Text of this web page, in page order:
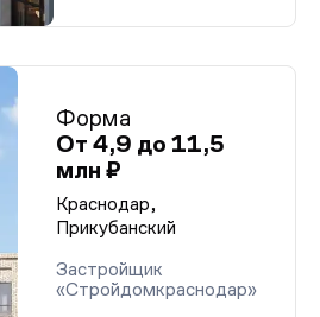
Форма
От 4,9 до 11,5
млн ₽
Краснодар,
Прикубанский
Застройщик
«Стройдомкраснодар»